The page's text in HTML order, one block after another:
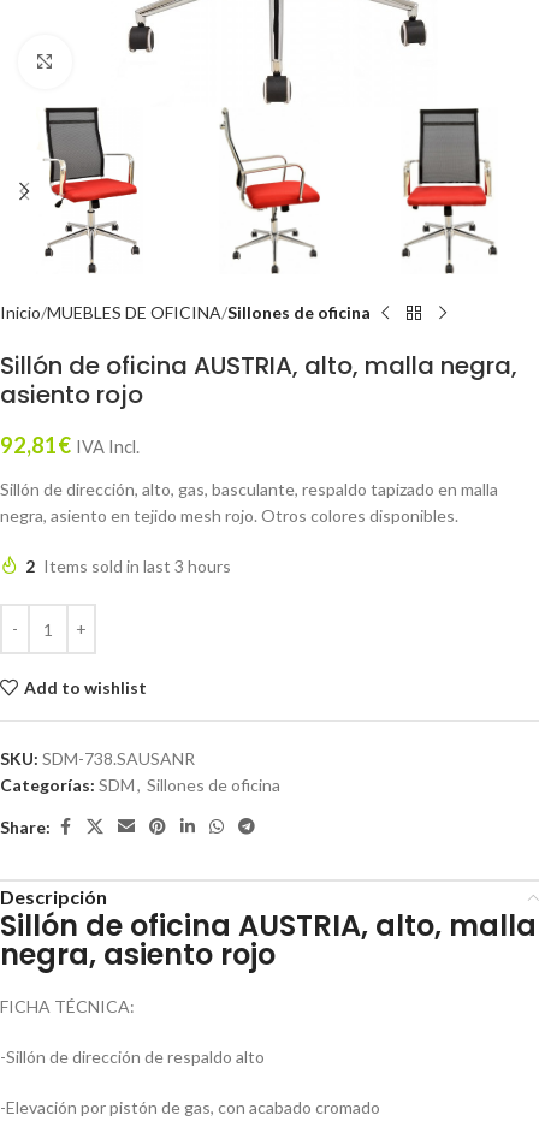
Inicio MUEBLES DE OFICINA Sillones de oficina
Sillón de oficina AUSTRIA, alto, malla negra,
asiento rojo
92,81€ IVA Incl.
Sillón de dirección, alto, gas, basculante, respaldo tapizado en malla
negra, asiento en tejido mesh rojo. Otros colores disponibles.
2 Items sold in last 3 hours
Add to wishlist
SKU: SDM-738.SAUSANR
Categorías: SDM, Sillones de oficina
Share:
Descripción
Sillón de oficina AUSTRIA, alto, malla
negra, asiento rojo
FICHA TÉCNICA:
-Sillón de dirección de respaldo alto
-Elevación por pistón de gas, con acabado cromado